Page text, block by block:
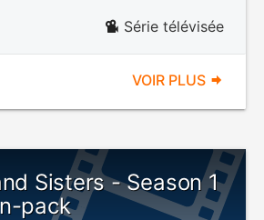
Série télévisée
VOIR PLUS
Sisters - Season 1
pack